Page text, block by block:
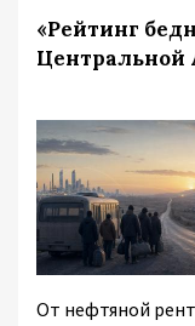
«Рейтинг
Центральной
От нефтяной